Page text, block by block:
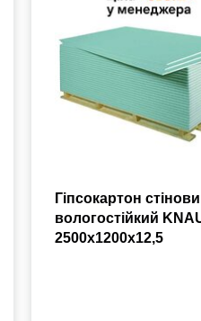
Гіпсокартон
вологостійкий
2500х1200х12,5